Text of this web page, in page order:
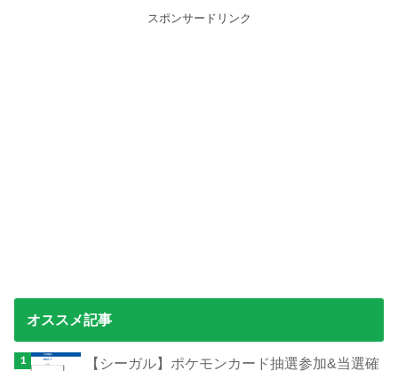
スポンサードリンク
オススメ記事
【シーガル】ポケモンカード抽選参加&当選確